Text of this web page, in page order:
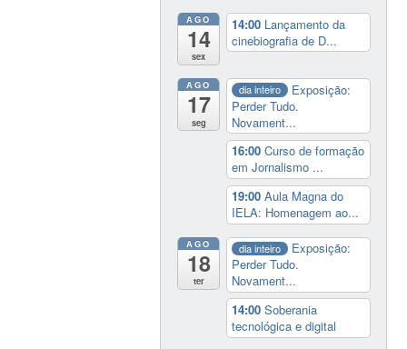
AGO
14
sex
14:00 Lançamento da
cinebiografia de D...
AGO
17
seg
dia inteiro
Exposição:
Perder Tudo.
Novament...
16:00Curso de formação
em Jornalismo ...
19:00Aula Magna do
IELA: Homenagem ao...
AGO
18
ter
dia inteiro
Exposição:
Perder Tudo.
Novament...
14:00Soberania
tecnológica e digital